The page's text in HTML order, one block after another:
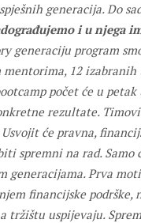
generacija. Do
i u njega
generaciju program
mentorima, 12
počet će u
rezultate.
će pravna,
spremni na rad. Samo
generacijama. Prva
financijske
tržištu uspijevaju.